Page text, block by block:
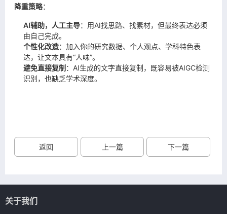
降重策略：
AI辅助，人工主导：用AI找思路、找素材，但最终表达必须
由自己完成。
个性化改造：加入你的研究数据、个人观点、学科特色表
达，让文本具有“人味”。
避免直接复制 ：AI生成的文字直接复制，既容易被AIGC检测
识别，也缺乏学术深度。
返回 上一篇 下一篇
关于我们